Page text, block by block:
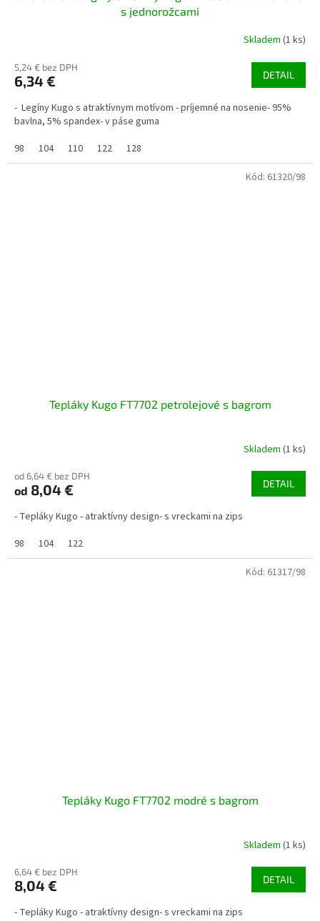
s jednorožcami
Skladem (1 ks)
5,24 € bez DPH
6,34 € DETAIL
- Legíny Kugo s atraktívnym motívom - príjemné na nosenie- 95%
bavlna, 5% spandex- v páse guma
98
104 110 122 128
Tepláky Kugo FT7702 petrolejové s bagrom
Skladem (1 ks)
od 6,64 € bez DPH
od 8,04 € DETAIL
- Tepláky Kugo - atraktívny design- s vreckami na zips
98
104 122
Kód: 61320/98
Tepláky Kugo FT7702 modré s bagrom
Skladem (1 ks)
6,64 € bez DPH
8,04 € DETAIL
- Tepláky Kugo - atraktívny design- s vreckami na zips
Kód: 61317/98